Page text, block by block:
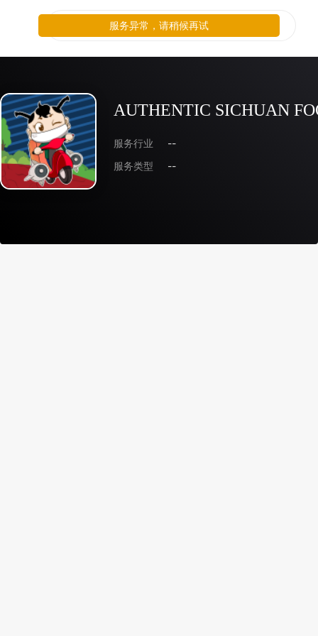
AUTHENTIC SICHUAN
服务行业
--
服务类型
--
服务异常，请稍候再试